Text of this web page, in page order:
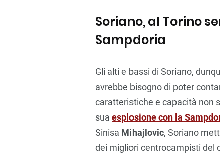
Soriano, al Torino
Sampdoria
Gli alti e bassi di Soriano,
avrebbe bisogno di poter
caratteristiche e capacità non
sua esplosione con la
Sinisa Mihajlovic, Soriano
dei migliori centrocampisti del